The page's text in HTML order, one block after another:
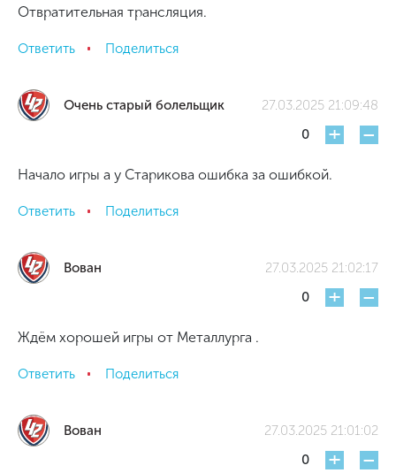
Отвратительная трансляция.
Ответить Поделиться
Очень старый болельщик
27.03.2025 21:09:48
0
+ -
Начало игры а у Старикова ошибка за ошибкой.
Ответить Поделиться
Вован
27.03.2025 21:02:17
0
+ -
Ждём хорошей игры от Металлурга .
Ответить Поделиться
Вован
27.03.2025 21:01:02
0
+ -